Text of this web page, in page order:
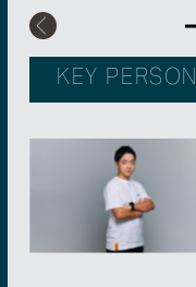
KEY PERSON